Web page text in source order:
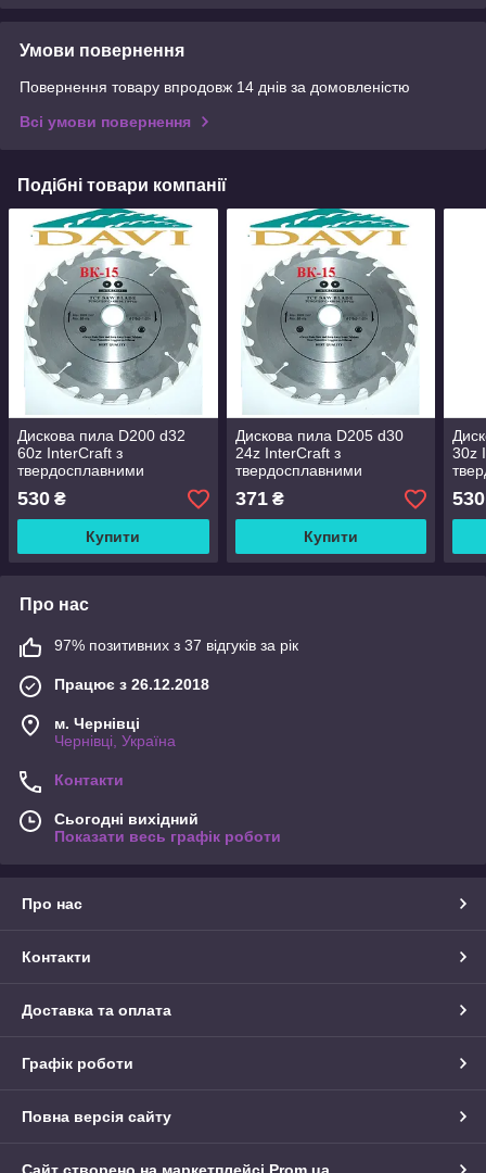
Умови повернення
Повернення товару впродовж 14 днів за домовленістю
Всі умови повернення
Подібні товари компанії
Дискова пила D200 d32
60z InterCraft з
твердосплавними
напайками ВК.
530 ₴
Купити
Дискова пила D205 d30
24z InterCraft з
твердосплавними
напайками ВК.
371₴
Купити
30z
530
Про нас
97% позитивних з 37 відгуків за рік
Працює з 26.12.2018
м. Чернівці
Чернівці, Україна
Контакти
Сьогодні вихідний
Показати весь графік роботи
Про нас
Контакти
Доставка та оплата
Графік роботи
Повна версія сайту